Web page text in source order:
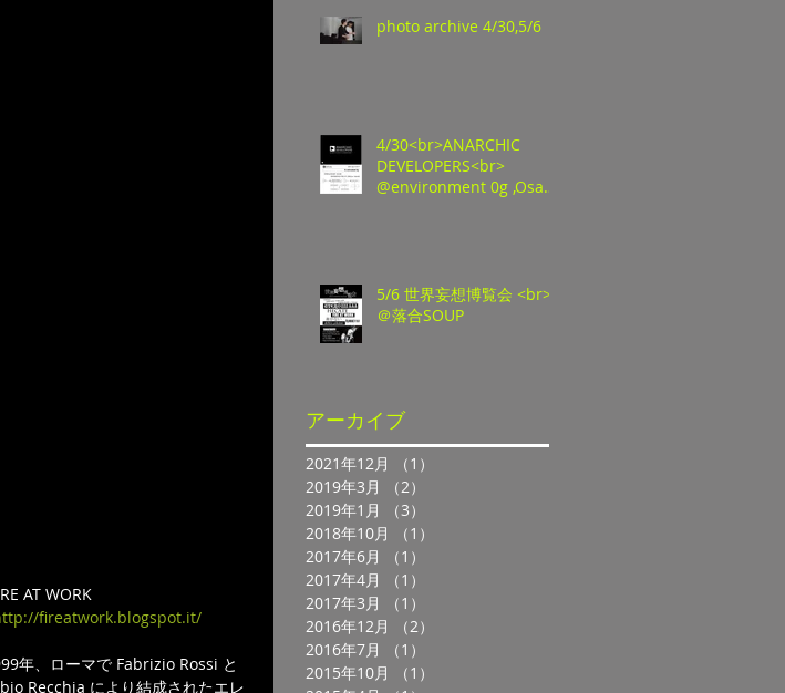
AT WORK
fireatwork.blogspot.it/
年、ローマで Fabrizio Rossi と
Recchia により結成されたエレ
photo archive 4/30,5/6
4/30<br>ANARCHIC
DEVELOPERS<br>
@environment 0g ,Osaka
5/6 世界妄想博覧会 <br>
＠落合SOUP
アーカイブ
2021年12月 （1）
2019年3月
（2）
2019年1月
（3）
2018年10月
（1）
2017年6月
（1）
2017年4月
（1）
2017年3月
（1）
2016年12月
（2）
2016年7月
（1）
2015年10月
（1）